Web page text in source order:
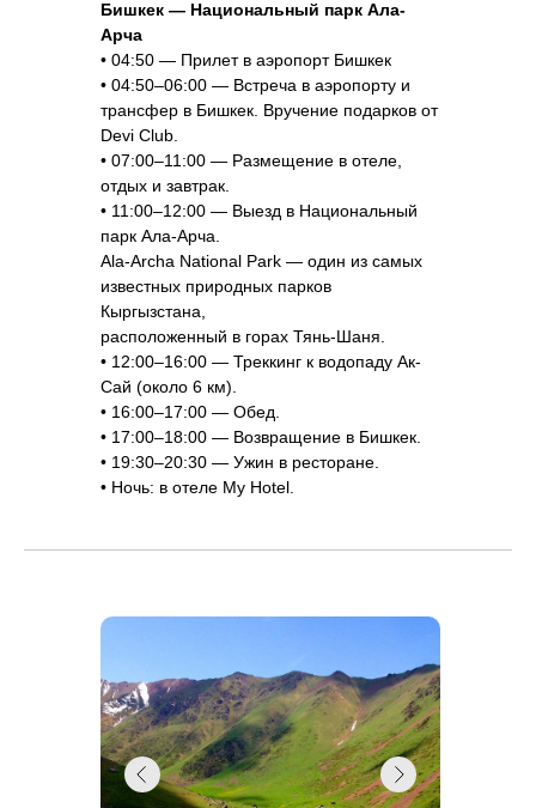
Бишкек — Национальный парк Ала-
Арча
• 04:50 — Прилет в аэропорт Бишкек
• 04:50–06:00 — Встреча в аэропорту и
трансфер в Бишкек. Вручение подарков от
Devi Club.
• 07:00–11:00 — Размещение в отеле,
отдых и завтрак.
• 11:00–12:00 — Выезд в Национальный
парк Ала-Арча.
Ala-Archa National Park — один из самых
известных природных парков
Кыргызстана,
расположенный в горах Тянь-Шаня.
• 12:00–16:00 — Треккинг к водопаду Ак-
Сай (около 6 км).
• 16:00–17:00 — Обед.
• 17:00–18:00 — Возвращение в Бишкек.
• 19:30–20:30 — Ужин в ресторане.
• Ночь: в отеле My Hotel.